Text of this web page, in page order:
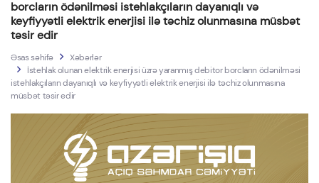
borcların ödənilməsi istehlakçıların dayanıqlı və
keyfiyyətli elektrik enerjisi ilə təchiz olunmasına müsbət
təsir edir
Əsas səhifə
Xəbərlər
İstehlak olunan elektrik enerjisi üzrə yaranmış debitor borcların ödənilməsi
istehlakçıların dayanıqlı və keyfiyyətli elektrik enerjisi ilə təchiz olunmasına
müsbət təsir edir